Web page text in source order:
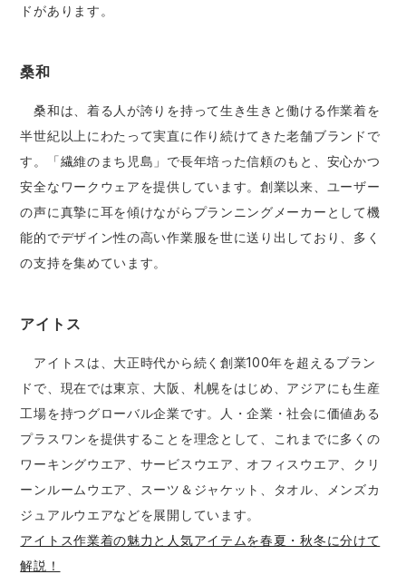
ドがあります。
桑和
桑和は、着る人が誇りを持って生き生きと働ける作業着を
半世紀以上にわたって実直に作り続けてきた老舗ブランドで
す。「繊維のまち児島」で長年培った信頼のもと、安心かつ
安全なワークウェアを提供しています。創業以来、ユーザー
の声に真摯に耳を傾けながらプランニングメーカーとして機
能的でデザイン性の高い作業服を世に送り出しており、多く
の支持を集めています。
アイトス
アイトスは、大正時代から続く創業100年を超えるブラン
ドで、現在では東京、大阪、札幌をはじめ、アジアにも生産
工場を持つグローバル企業です。人・企業・社会に価値ある
プラスワンを提供することを理念として、これまでに多くの
ワーキングウエア、サービスウエア、オフィスウエア、クリ
ーンルームウエア、スーツ＆ジャケット、タオル、メンズカ
ジュアルウエアなどを展開しています。
アイトス作業着の魅力と人気アイテムを春夏・秋冬に分けて
解説！